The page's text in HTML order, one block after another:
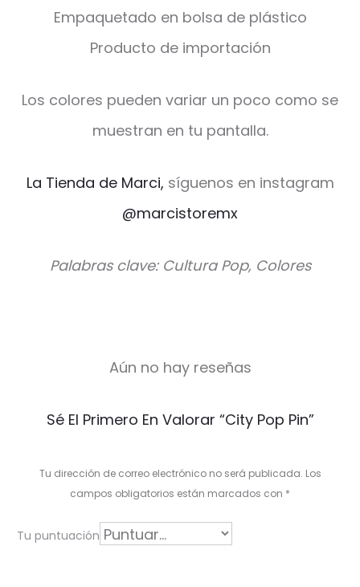
Empaquetado en bolsa de plástico
Producto de importación
Los colores pueden variar un poco como se
muestran en tu pantalla.
La Tienda de Marci, síguenos en instagram
@marcistoremx
Palabras clave: Cultura Pop, Colores
r
Aún no hay reseñas
Sé El Primero En Valorar “City Pop Pin”
Tu dirección de correo electrónico no será publicada. Los
campos obligatorios están marcados con *
Tu puntuación